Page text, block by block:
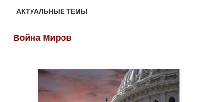
АКТУАЛЬНЫЕ ТЕМЫ
Война Миров